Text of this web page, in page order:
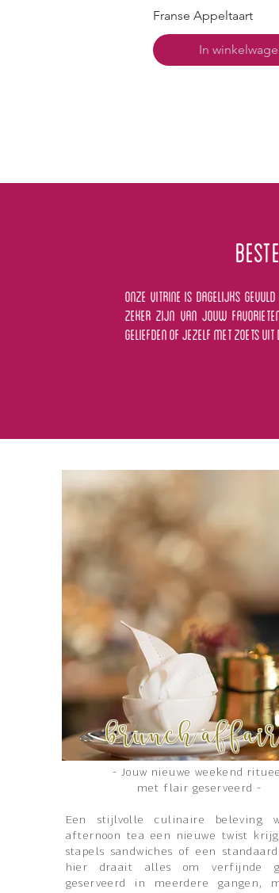
Franse Appeltaart
In
ONZE VITRINE IS DAGELIJKS
ZEKER ZIJN VAN JOUW
GELIEFDEN OF JEZELF MET ZOETS
brunch
- Jouw nieuwe weekend
met flair geserveerd -
Een stijlvolle culinaire beleving
afternoon tea een nieuwe twist
stapels sandwiches of een
hier draait alles om verfijnde
geserveerd in meerdere gangen,